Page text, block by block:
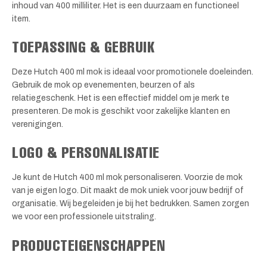
inhoud van 400 milliliter. Het is een duurzaam en functioneel
item.
TOEPASSING & GEBRUIK
Deze Hutch 400 ml mok is ideaal voor promotionele doeleinden.
Gebruik de mok op evenementen, beurzen of als
relatiegeschenk. Het is een effectief middel om je merk te
presenteren. De mok is geschikt voor zakelijke klanten en
verenigingen.
LOGO & PERSONALISATIE
Je kunt de Hutch 400 ml mok personaliseren. Voorzie de mok
van je eigen logo. Dit maakt de mok uniek voor jouw bedrijf of
organisatie. Wij begeleiden je bij het bedrukken. Samen zorgen
we voor een professionele uitstraling.
PRODUCTEIGENSCHAPPEN